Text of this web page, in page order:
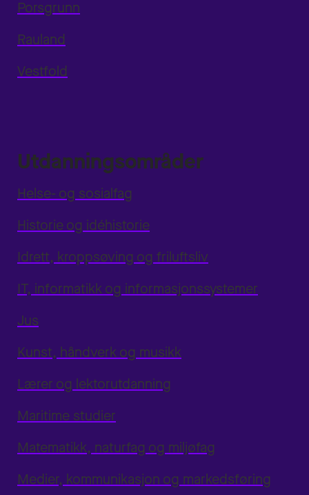
Porsgrunn
Rauland
Vestfold
Utdanningsområder
Helse- og sosialfag
Historie og idéhistorie
Idrett, kroppsøving og friluftsliv
IT, informatikk og informasjonssystemer
Jus
Kunst, håndverk og musikk
Lærer og lektorutdanning
Maritime studier
Matematikk, naturfag og miljøfag
Medier, kommunikasjon og markedsføring